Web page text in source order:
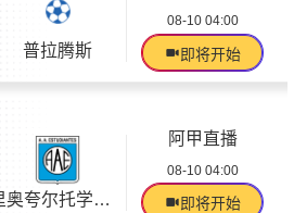
普拉腾斯
08-10 04:00
即将开始
里奥夸尔托学生队
阿甲直播
08-10 04:00
即将开始